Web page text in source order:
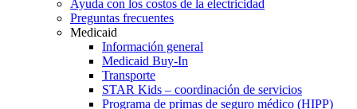
Ayuda con los costos de la electricidad
Preguntas frecuentes
Medicaid
Información general
Medicaid Buy-In
Transporte
STAR Kids – coordinación de servicios
Programa de primas de seguro médico (HIPP)